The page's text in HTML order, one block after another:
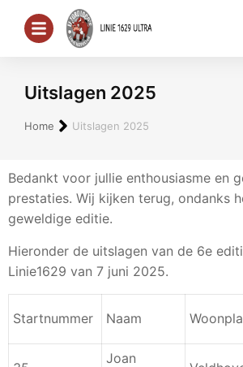
Uitslagen 2025
Je bent hier:
Home Uitslagen 2025
Bedankt voor jullie enthousiasme en
prestaties. Wij kijken terug, ondanks
geweldige editie.
Hieronder de uitslagen van de 6e
Linie1629 van 7 juni 2025.
Startnummer Naam
Joan